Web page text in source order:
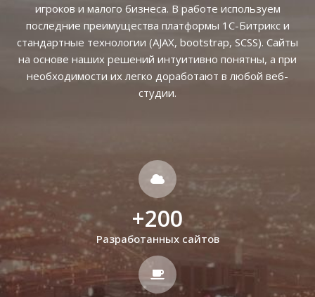
игроков и малого бизнеса. В работе используем
последние преимущества платформы 1С-Битрикс и
стандартные технологии (AJAX, bootstrap, SCSS). Сайты
на основе наших решений интуитивно понятны, а при
необходимости их легко доработают в любой веб-
студии.
+200
Разработанных сайтов